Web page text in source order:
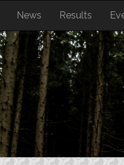
News Results